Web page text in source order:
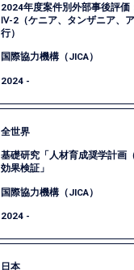
に、外部評価者による事後評
弊社は本業務において、ネパ
2024年度案件別外部事後評価
Ⅳ-2（ケニア、タンザニア、
行）
国際協力機構（JICA）
2024 -
JICAでは、毎年10億円以上の
者による事後評価を実施して
ケニアにおけるオルカリア－
建設事業（円借款）及びモン
ズ２（円借款）、タンザニア
の一体評価に関する事後評価
全世界
基礎研究「人材育成奨学計画
効果検証」
国際協力機構（JICA）
2024 -
日本